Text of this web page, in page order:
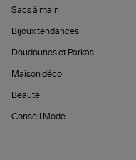
Sacs à main
Bijoux tendances
Doudounes et Parkas
Maison déco
Beauté
Conseil Mode